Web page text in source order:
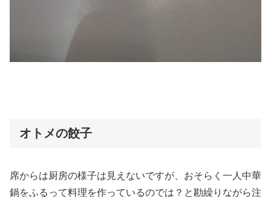
オトメの餃子
席からは厨房の様子は見えないですが、おそらく一人中華
鍋をふるって料理を作っているのでは？と勘繰りながら注